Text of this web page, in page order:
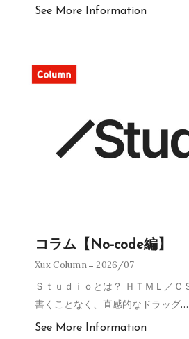
See More Information
コラム【No-code編】
Xux Column 2026/07
Ｓｔｕｄｉｏとは？ ＨＴＭＬ／Ｃ
書くことなく、直感的なドラッグ…
See More Information